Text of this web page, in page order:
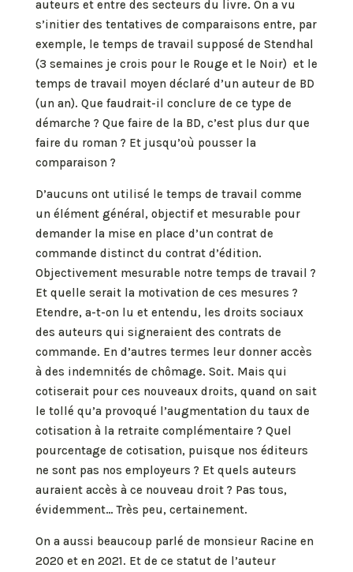
auteurs et entre des secteurs du livre. On a vu
s’initier des tentatives de comparaisons entre, par
exemple, le temps de travail supposé de Stendhal
(3 semaines je crois pour le Rouge et le Noir) et le
temps de travail moyen déclaré d’un auteur de BD
(un an). Que faudrait-il conclure de ce type de
démarche ? Que faire de la BD, c’est plus dur que
faire du roman ? Et jusqu’où pousser la
comparaison ?
D’aucuns ont utilisé le temps de travail comme
un élément général, objectif et mesurable pour
demander la mise en place d’un contrat de
commande distinct du contrat d’édition.
Objectivement mesurable notre temps de travail ?
Et quelle serait la motivation de ces mesures ?
Etendre, a-t-on lu et entendu, les droits sociaux
des auteurs qui signeraient des contrats de
commande. En d’autres termes leur donner accès
à des indemnités de chômage. Soit. Mais qui
cotiserait pour ces nouveaux droits, quand on sait
le tollé qu’a provoqué l’augmentation du taux de
cotisation à la retraite complémentaire ? Quel
pourcentage de cotisation, puisque nos éditeurs
ne sont pas nos employeurs ? Et quels auteurs
auraient accès à ce nouveau droit ? Pas tous,
évidemment… Très peu, certainement.
On a aussi beaucoup parlé de monsieur Racine en
2020 et en 2021. Et de ce statut de l’auteur